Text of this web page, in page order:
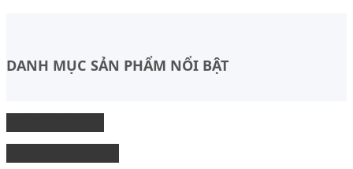
DANH MỤC SẢN PHẨM NỔI BẬT